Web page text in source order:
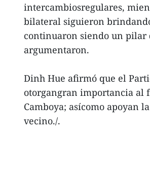
intercambiosregulares,
bilateral siguieron
continuaron siendo un pilar
argumentaron.
Dinh Hue afirmó que el
otorgangran importancia al
Camboya; asícomo apoyan
vecino./.